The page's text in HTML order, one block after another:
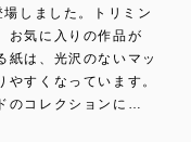
しました。トリミン
お気に入りの作品が
紙は、光沢のないマッ
やすくなっています。
のコレクションに…